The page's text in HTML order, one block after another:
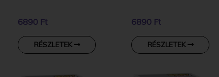
6890 Ft
RÉSZLETEK
6890 Ft
RÉSZLETEK